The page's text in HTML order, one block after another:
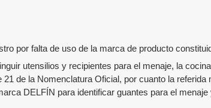
por falta de uso de la marca de producto
utensilios y recipientes para el menaje, la
21 de la Nomenclatura Oficial, por cuanto la
DELFÍN para identificar guantes para el